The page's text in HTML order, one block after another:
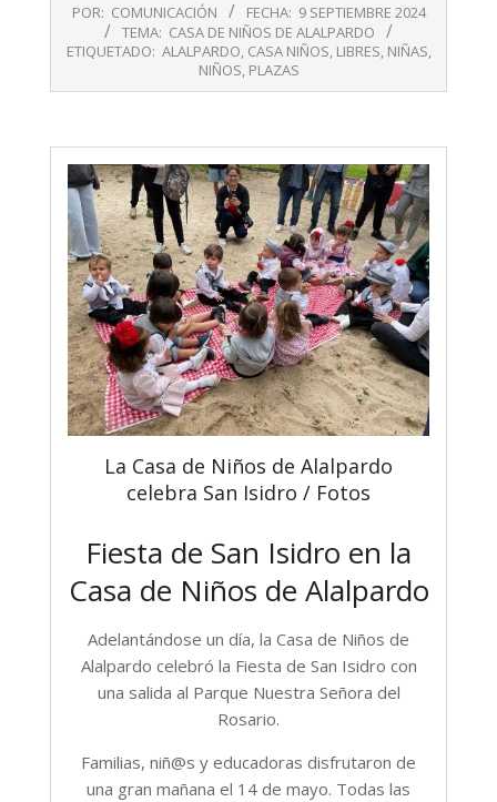
09-
09
POR: COMUNICACIÓN FECHA: 9 SEPTIEMBRE 2024
TEMA: CASA DE NIÑOS DE ALALPARDO
ETIQUETADO: ALALPARDO, CASA NIÑOS, LIBRES, NIÑAS,
NIÑOS, PLAZAS
La Casa de Niños de Alalpardo
celebra San Isidro / Fotos
Fiesta de San Isidro en la
Casa de Niños de Alalpardo
Adelantándose un día, la Casa de Niños de
Alalpardo celebró la Fiesta de San Isidro con
una salida al Parque Nuestra Señora del
Rosario.
Familias, niñ@s y educadoras disfrutaron de
una gran mañana el 14 de mayo. Todas las